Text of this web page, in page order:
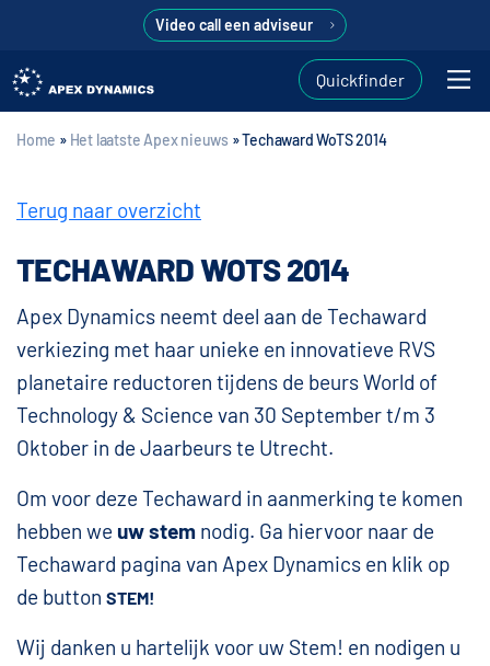
Video call een adviseur
Quickfinder
Home » Het laatste Apex nieuws »Techaward WoTS 2014
Terug naar overzicht
TECHAWARD WOTS 2014
Apex Dynamics neemt deel aan de Techaward
verkiezing met haar unieke en innovatieve RVS
planetaire reductoren tijdens de beurs World of
Technology & Science van 30 September t/m 3
Oktober in de Jaarbeurs te Utrecht.
Om voor deze Techaward in aanmerking te komen
hebben we uw stem nodig. Ga hiervoor naar de
Techaward pagina van Apex Dynamics en klik op
de button STEM!
Wij danken u hartelijk voor uw Stem! en nodigen u